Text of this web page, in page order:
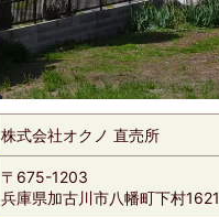
株式会社オクノ 直売所
〒675-1203
兵庫県加古川市八幡町下村1621